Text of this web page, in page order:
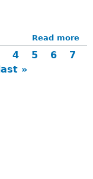
Read more
4 5 6
7
last »